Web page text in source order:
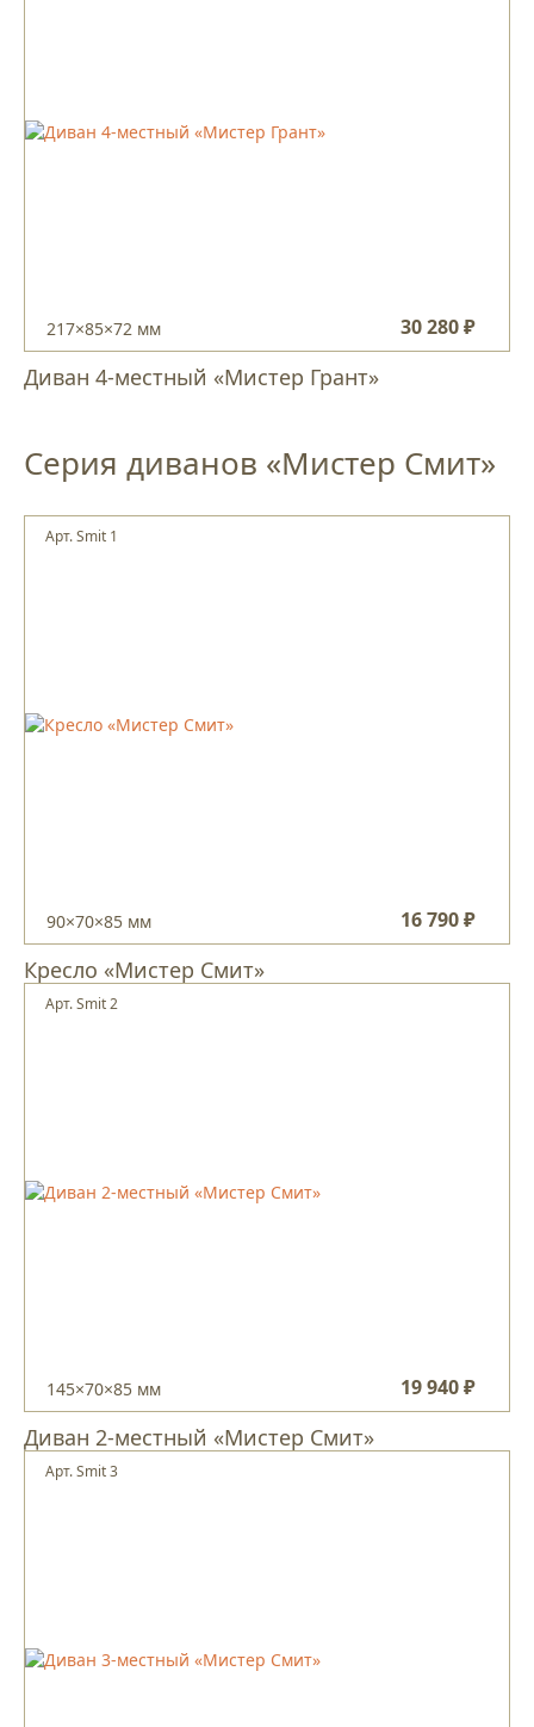
217×85×72 мм 30 280 ₽
Диван 4-местный «Мистер Грант»
Серия диванов «Мистер Смит»
90×70×85 мм 16 790 ₽
Арт. Smit 1
Кресло «Мистер Смит»
145×70×85 мм 19 940 ₽
Арт. Smit 2
Диван 2-местный «Мистер Смит»
Арт. Smit 3